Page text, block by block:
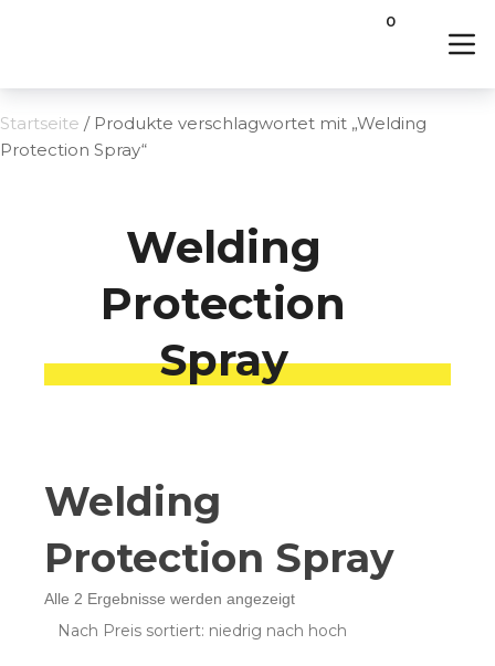
0
Startseite / Produkte verschlagwortet mit „Welding
Protection Spray“
Welding
Protection
Spray
Welding
Protection Spray
Alle 2 Ergebnisse werden angezeigtNach
Preis